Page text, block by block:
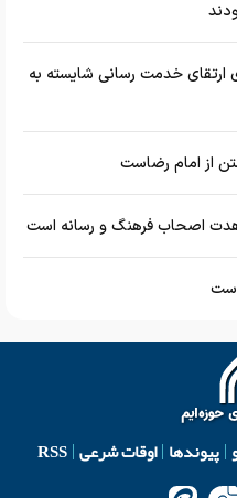
ارتقای خدمت رسانی شایسته به
از امام رضاست
اصحاب فرهنگ و رسانه است
پیوندها اوقات شرعی RSS